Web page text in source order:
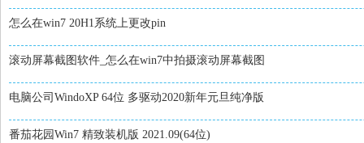
怎么在win7 20H1系统上更改pin
滚动屏幕截图软件_怎么在win7中拍摄滚动屏幕截图
电脑公司WindoXP 64位 多驱动2020新年元旦纯净版
番茄花园Win7 精致装机版 2021.09(64位)